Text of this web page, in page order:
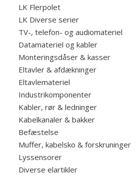
LK Flerpolet
LK Diverse serier
TV-, telefon- og audiomateriel
Datamateriel og kabler
Monteringsdåser & kasser
Eltavler & afdækninger
Eltavlemateriel
Industrikomponenter
Kabler, rør & ledninger
Kabelkanaler & bakker
Befæstelse
Muffer, kabelsko & forskruninger
Lyssensorer
Diverse elartikler